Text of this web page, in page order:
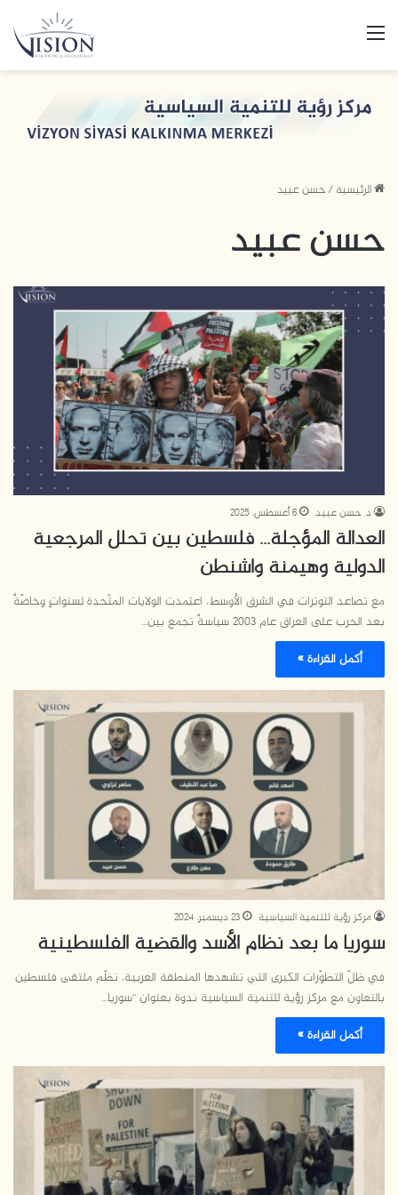
الرئيسية/حسن عبيد
حسن عبيد
د. حسن عبيد 6 أغسطس، 2025
العدالة المؤجلة… فلسطين بين تحلل المرجعية
الدولية وهيمنة واشنطن
مع تصاعد التوترات في الشرق الأوسط، اعتمدت الولايات المتّحدة لسنواتٍ وخاصّةً
بعد الحرب على العراق عام 2003 سياسةً تجمع بين…
أكمل القراءة »
مركز رؤية للتنمية السياسية 23 ديسمبر، 2024
سوريا ما بعد نظام الأسد والقضية الفلسطينية
في ظلّ التطوّرات الكبرى التي تشهدها المنطقة العربية، نظّم ملتقى فلسطين
بالتعاون مع مركز رؤية للتنمية السياسية ندوة بعنوان “سوريا…
أكمل القراءة »